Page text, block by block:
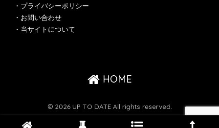
・ プライバシーポリシー
・ お問い合わせ
・ 当サイトについて
HOME
© 2026 UP TO DATE All rights reserved.